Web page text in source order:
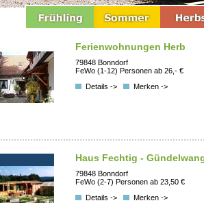
Ferienwohnungen Herb
79848 Bonndorf
FeWo (1-12) Personen ab 26,- €
Details ->
Merken ->
Haus Fechtig -
79848 Bonndorf
FeWo (2-7) Personen ab 23,50 €
Details ->
Merken ->